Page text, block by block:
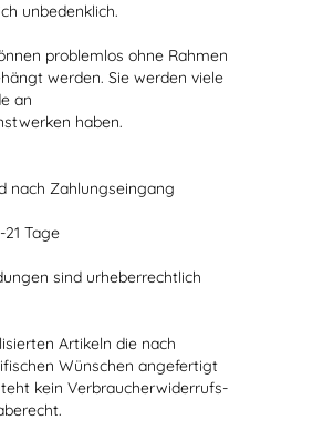
unbedenklich.
problemlos ohne Rahmen
werden. Sie werden viele
an
haben.
nach Zahlungseingang
21 Tage
sind urheberrechtlich
Artikeln die nach
Wünschen angefertigt
kein Verbraucherwiderrufs-